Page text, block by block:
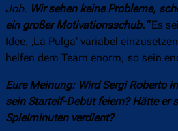
Job. Wir sehen keine Probleme,
ein großer Motivationsschub.“Es
Idee, ‚La Pulga‘ variabel
helfen dem Team enorm, so sein
Eure Meinung: Wird Sergi Roberto
sein Startelf-Debüt feiern? Hätte er
Spielminuten verdient?